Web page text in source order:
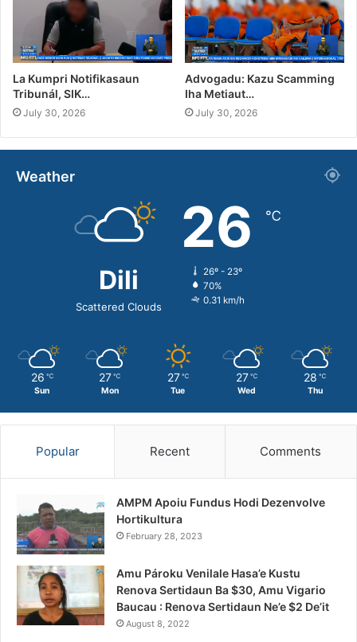
La Kumpri Notifikasaun
Tribunál, SIK…
July 30, 2026
Advogadu: Kazu Scamming
Iha Metiaut…
July 30, 2026
Weather
Dili
Scattered Clouds
26 ℃
26º - 23º
70%
0.31 km/h
26 ℃
Sun
27 ℃
Mon
27 ℃
Tue
27 ℃
Wed
28 ℃
Thu
Popular Recent Comments
AMPM Apoiu Fundus Hodi Dezenvolve
Hortikultura
February 28, 2023
Amu Pároku Venilale Hasa’e Kustu
Renova Sertidaun Ba $30, Amu Vigario
Baucau : Renova Sertidaun Ne’e $2 De’it
August 8, 2022